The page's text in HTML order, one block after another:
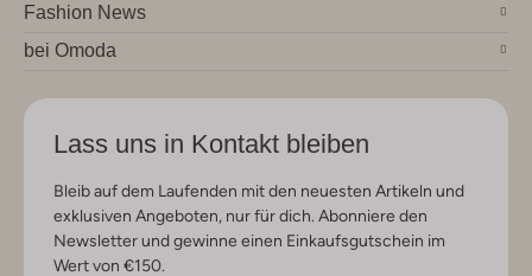
Fashion News
bei Omoda
Lass uns in Kontakt bleiben
Bleib auf dem Laufenden mit den neuesten Artikeln und
exklusiven Angeboten, nur für dich. Abonniere den
Newsletter und gewinne einen Einkaufsgutschein im
Wert von €150.